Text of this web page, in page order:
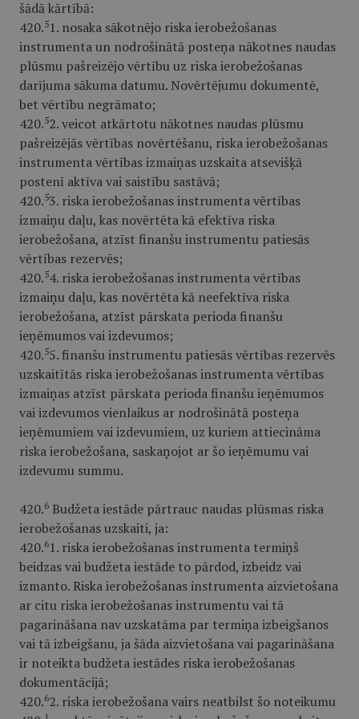
šādā kārtībā:
420.51. nosaka sākotnējo riska ierobežošanas
instrumenta un nodrošinātā posteņa nākotnes naudas
plūsmu pašreizējo vērtību uz riska ierobežošanas
darījuma sākuma datumu. Novērtējumu dokumentē,
bet vērtību negrāmato;
420.52. veicot atkārtotu nākotnes naudas plūsmu
pašreizējās vērtības novērtēšanu, riska ierobežošanas
instrumenta vērtības izmaiņas uzskaita atsevišķā
postenī aktīva vai saistību sastāvā;
420.53. riska ierobežošanas instrumenta vērtības
izmaiņu daļu, kas novērtēta kā efektīva riska
ierobežošana, atzīst finanšu instrumentu patiesās
vērtības rezervēs;
420.54. riska ierobežošanas instrumenta vērtības
izmaiņu daļu, kas novērtēta kā neefektīva riska
ierobežošana, atzīst pārskata perioda finanšu
ieņēmumos vai izdevumos;
420.55. finanšu instrumentu patiesās vērtības rezervēs
uzskaitītās riska ierobežošanas instrumenta vērtības
izmaiņas atzīst pārskata perioda finanšu ieņēmumos
vai izdevumos vienlaikus ar nodrošinātā posteņa
ieņēmumiem vai izdevumiem, uz kuriem attiecināma
riska ierobežošana, saskaņojot ar šo ieņēmumu vai
izdevumu summu.
420.6 Budžeta iestāde pārtrauc naudas plūsmas riska
ierobežošanas uzskaiti, ja:
420.61. riska ierobežošanas instrumenta termiņš
beidzas vai budžeta iestāde to pārdod, izbeidz vai
izmanto. Riska ierobežošanas instrumenta aizvietošana
ar citu riska ierobežošanas instrumentu vai tā
pagarināšana nav uzskatāma par termiņa izbeigšanos
vai tā izbeigšanu, ja šāda aizvietošana vai pagarināšana
ir noteikta budžeta iestādes riska ierobežošanas
dokumentācijā;
420.62. riska ierobežošana vairs neatbilst šo noteikumu